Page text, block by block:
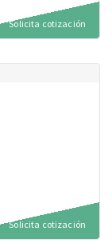
Solicita cotización
Solicita cotización